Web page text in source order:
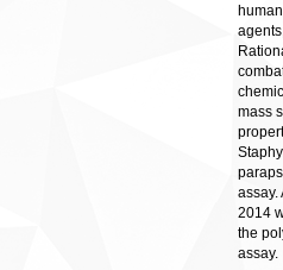
mass
assay.
2014
the
assay.